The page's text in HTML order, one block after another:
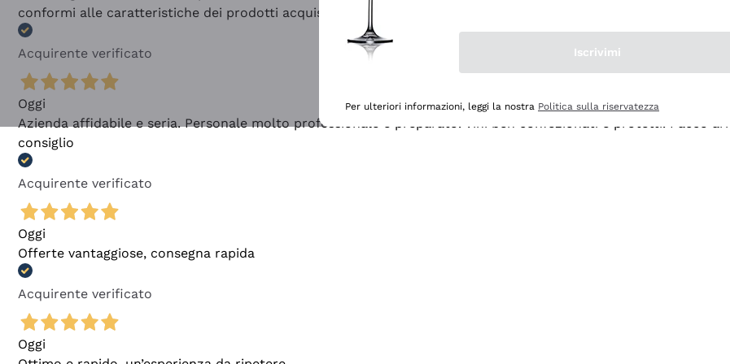
conformi alle caratteristiche dei prodotti acquistati
Acquirente verificato
Oggi
Azienda affidabile e seria. Personale molto professionale e preparato. Vini ben confezionati e protetti. Pacco
consiglio
Acquirente verificato
Oggi
Offerte vantaggiose, consegna rapida
Acquirente verificato
Oggi
Iscrivimi
Per ulteriori informazioni, leggi la nostra Politica sulla riservatezza